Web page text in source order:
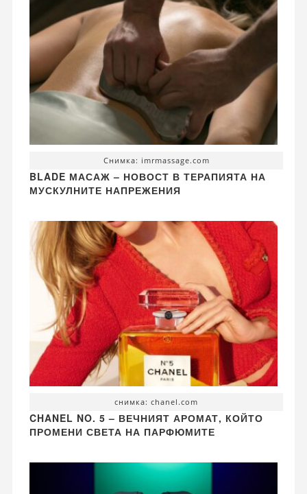
Снимка: imrmassage.com
BLADE МАСАЖ – НОВОСТ В ТЕРАПИЯТА НА
МУСКУЛНИТЕ НАПРЕЖЕНИЯ
снимка: chanel.com
CHANEL NO. 5 – ВЕЧНИЯТ АРОМАТ, КОЙТО
ПРОМЕНИ СВЕТА НА ПАРФЮМИТЕ